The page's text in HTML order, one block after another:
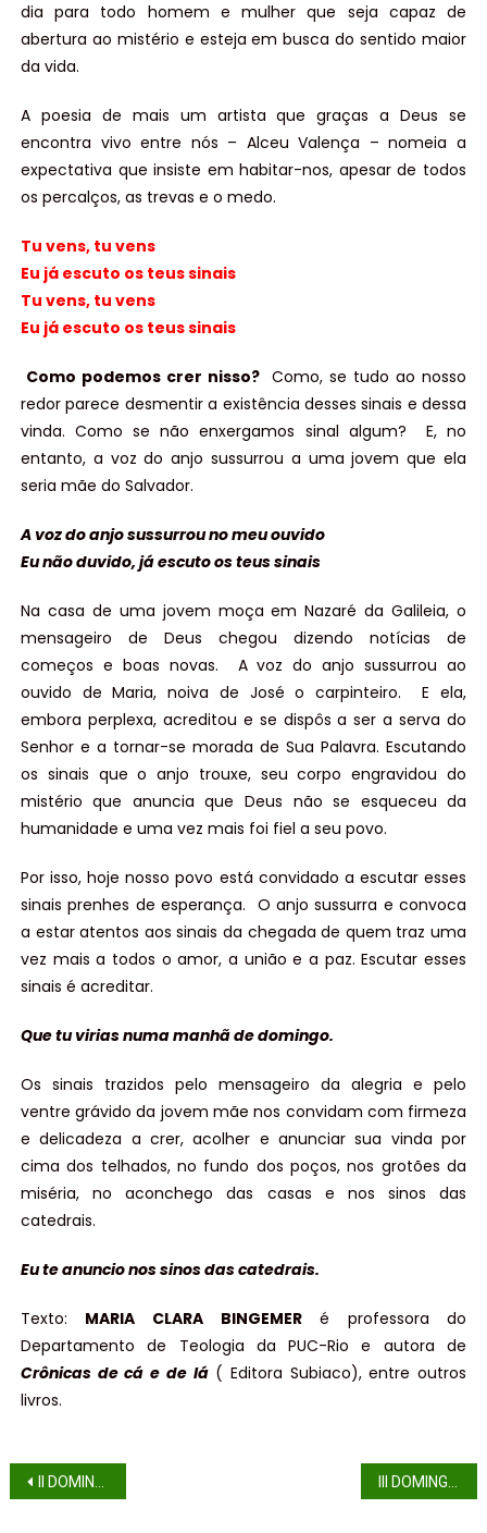
dia para todo homem e mulher que seja capaz de
abertura ao mistério e esteja em busca do sentido maior
da vida.
A poesia de mais um artista que graças a Deus se
encontra vivo entre nós – Alceu Valença – nomeia a
expectativa que insiste em habitar-nos, apesar de todos
os percalços, as trevas e o medo.
Tu vens, tu vens
Eu já escuto os teus sinais
Tu vens, tu vens
Eu já escuto os teus sinais
Como podemos crer nisso? Como, se tudo ao nosso
redor parece desmentir a existência desses sinais e dessa
vinda. Como se não enxergamos sinal algum? E, no
entanto, a voz do anjo sussurrou a uma jovem que ela
seria mãe do Salvador.
A voz do anjo sussurrou no meu ouvido
Eu não duvido, já escuto os teus sinais
Na casa de uma jovem moça em Nazaré da Galileia, o
mensageiro de Deus chegou dizendo notícias de
começos e boas novas. A voz do anjo sussurrou ao
ouvido de Maria, noiva de José o carpinteiro. E ela,
embora perplexa, acreditou e se dispôs a ser a serva do
Senhor e a tornar-se morada de Sua Palavra. Escutando
os sinais que o anjo trouxe, seu corpo engravidou do
mistério que anuncia que Deus não se esqueceu da
humanidade e uma vez mais foi fiel a seu povo.
Por isso, hoje nosso povo está convidado a escutar esses
sinais prenhes de esperança. O anjo sussurra e convoca
a estar atentos aos sinais da chegada de quem traz uma
vez mais a todos o amor, a união e a paz. Escutar esses
sinais é acreditar.
Que tu virias numa manhã de domingo.
Os sinais trazidos pelo mensageiro da alegria e pelo
ventre grávido da jovem mãe nos convidam com firmeza
e delicadeza a crer, acolher e anunciar sua vinda por
cima dos telhados, no fundo dos poços, nos grotões da
miséria, no aconchego das casas e nos sinos das
catedrais.
Eu te anuncio nos sinos das catedrais.
Texto: MARIA CLARA BINGEMERé professora do
Departamento de Teologia da PUC-Rio e autora de
Crônicas de cá e de lá( Editora Subiaco), entre outros
livros.
II DOMINGO DO ADVENTO (ANO A)